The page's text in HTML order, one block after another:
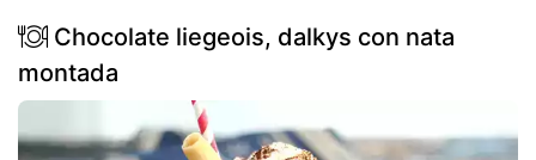
Chocolate liegeois, dalkys con nata
montada